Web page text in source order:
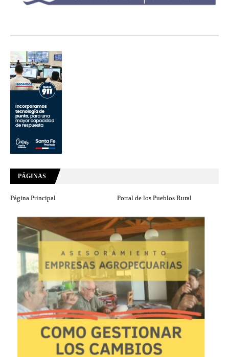
PÁGINAS
Página Principal Portal de los Pueblos Rural